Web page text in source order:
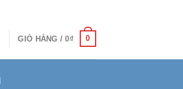
GIỎ HÀNG /0₫ 0